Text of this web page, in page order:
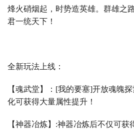
烽火硝烟起，时势造英雄。群雄之
君一统天下！
全新玩法上线：
【魂武堂】： [我的要塞]开放魂魄
化可获得大量属性提升！
【神器冶炼】 :神器冶炼后不仅可获